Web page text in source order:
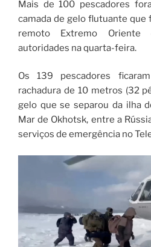
Mais de 100 pescadores
camada de gelo flutuante que
remoto Extremo Oriente
autoridades na quarta-feira.
Os 139 pescadores
rachadura de 10 metros (32
gelo que se separou da ilha
Mar de Okhotsk, entre a
serviços de emergência no